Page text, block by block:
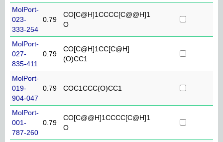
MolPort-
023-
333-254
0.79
CO[C@H]1CCCC[C@@H]1
O
MolPort-
027-
835-411
0.79
CO[C@H]1CC[C@H]
(O)CC1
MolPort-
019-
904-047
0.79 COC1CCC(O)CC1
MolPort-
001-
787-260
0.79
CO[C@@H]1CCCC[C@H]1
O